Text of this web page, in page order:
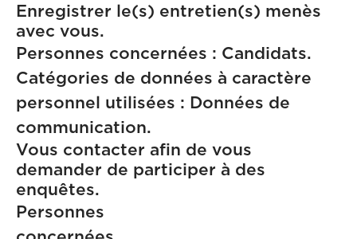
Enregistrer le(s) entretien(s) menès
avec vous.
Personnes concernées : Candidats.
Catégories de données à caractère
personnel utilisées : Données de
communication.
Vous contacter afin de vous
demander de participer à des
enquêtes.
Personnes